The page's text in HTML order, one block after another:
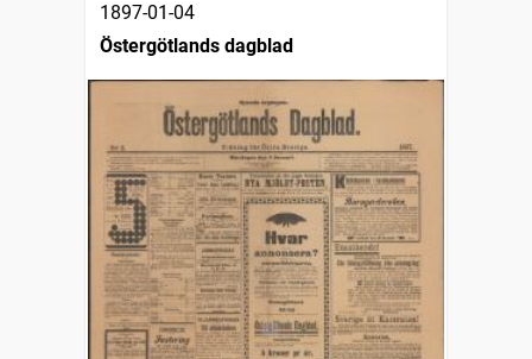
1897-01-04
Östergötlands dagblad